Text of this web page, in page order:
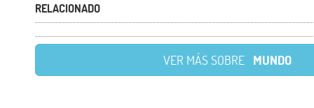
RELACIONADO
VER MÁS SOBRE MUNDO